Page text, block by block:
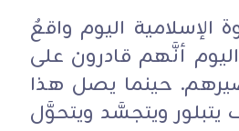
اليوم واقعٌ
أنَّهم قادرون على
حينما يصل هذا
ويتجسَّد ويتحوَّل